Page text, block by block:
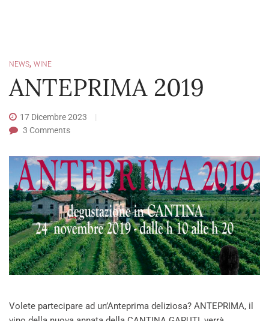
NEWS, WINE
ANTEPRIMA 2019
17 Dicembre 2023
3 Comments
Volete partecipare ad un’Anteprima deliziosa? ANTEPRIMA, il